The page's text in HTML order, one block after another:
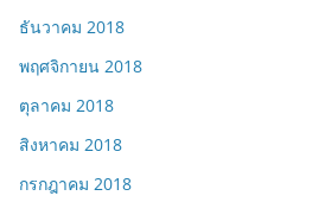
ธันวาคม 2018
พฤศจิกายน 2018
ตุลาคม 2018
สิงหาคม 2018
กรกฎาคม 2018